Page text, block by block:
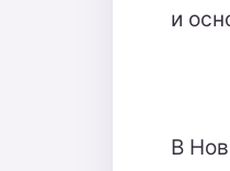
и
В